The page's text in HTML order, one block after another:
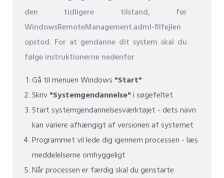
den tidligere tilstand, før
WindowsRemoteManagement.adml-filfejlen
opstod. For at gendanne dit system skal du
følge instruktionerne nedenfor
Gå til menuen Windows "Start"
Skriv"Systemgendannelse"i søgefeltet
Start systemgendannelsesværktøjet - dets navn
kan variere afhængigt af versionen af ​​systemet
Programmet vil lede dig igennem processen - læs
meddelelserne omhyggeligt
Når processen er færdig skal du genstarte